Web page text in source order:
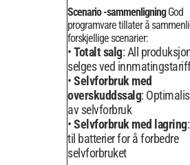
Scenario -sammenligningGod
programvare tillater å
forskjellige scenarier:
Totalt salg: All
selges ved
Selvforbruk med
overskuddssalg:
av selvforbruk
Selvforbruk med lagring
til batterier for å forbedre
selvforbruket